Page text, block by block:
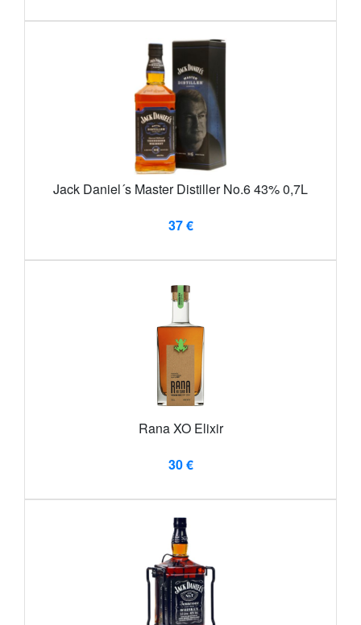
Jack Daniel´s Master Distiller No.6 43% 0,7L
37 €
Rana XO Elixir
30 €